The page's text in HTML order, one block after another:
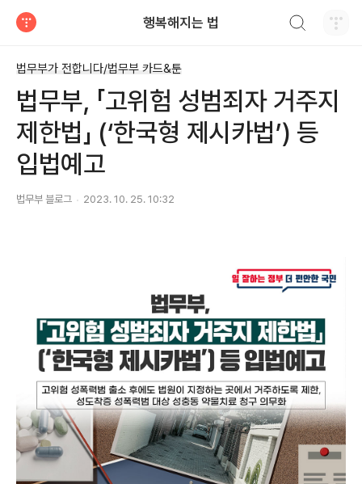
행복해지는 법
법무부가 전합니다/법무부 카드&툰
법무부, 「고위험 성범죄자 거주지
제한법」 (‘한국형 제시카법’) 등
입법예고
법무부 블로그 2023. 10. 25. 10:32